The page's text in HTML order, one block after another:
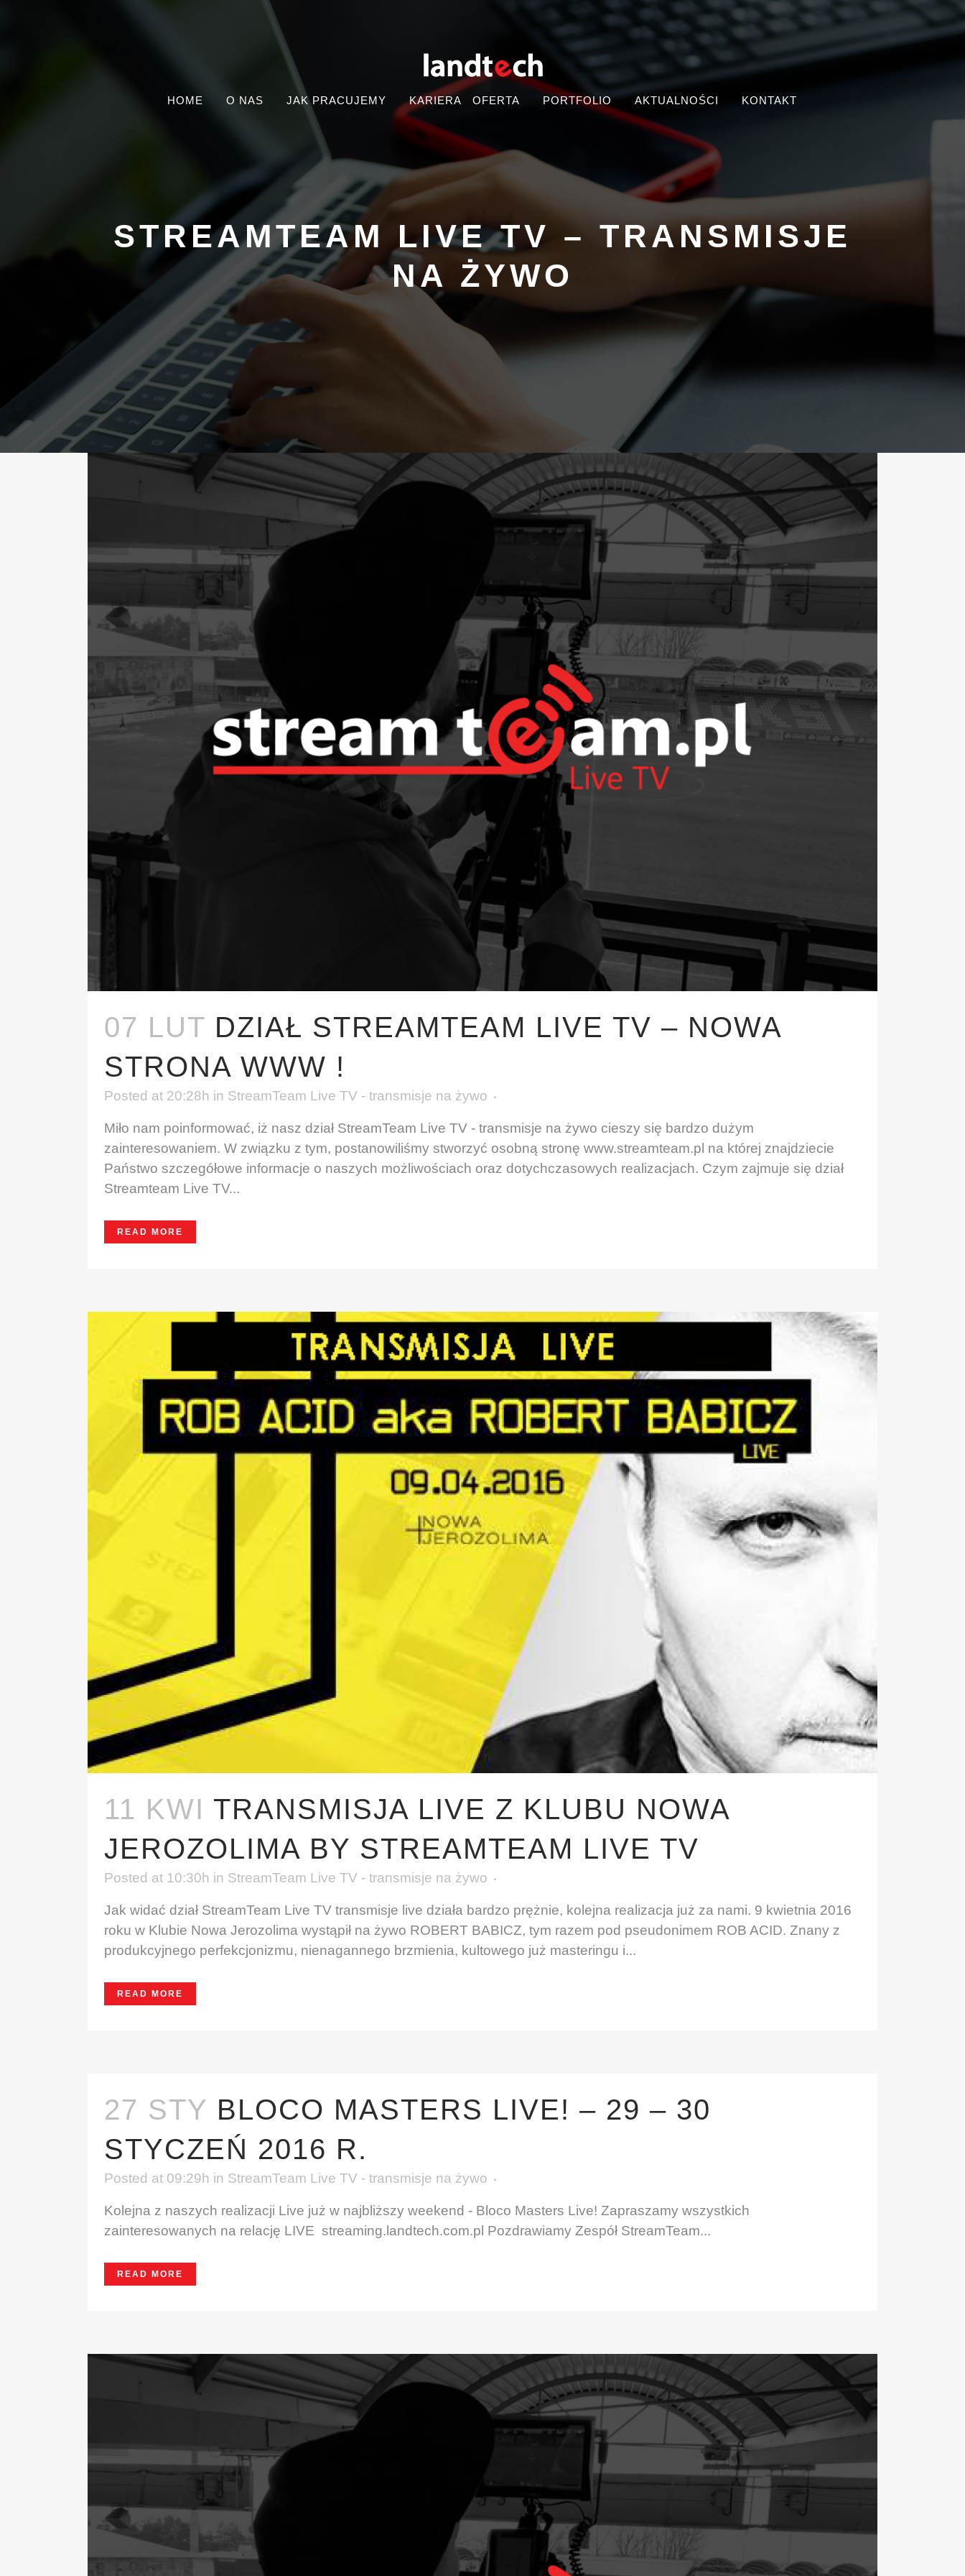
HOME O NAS JAK PRACUJEMY KARIERA OFERTA PORTFOLIO AKTUALNOŚCI KONTAKT
STREAMTEAM LIVE TV – TRANSMISJE
NA ŻYWO
07 LUT DZIAŁ STREAMTEAM LIVE TV – NOWA
STRONA WWW !
Posted at 20:28h in StreamTeam Live TV - transmisje na żywo
Miło nam poinformować, iż nasz dział StreamTeam Live TV - transmisje na żywo cieszy się bardzo dużym
zainteresowaniem. W związku z tym, postanowiliśmy stworzyć osobną stronę www.streamteam.pl na której znajdziecie
Państwo szczegółowe informacje o naszych możliwościach oraz dotychczasowych realizacjach. Czym zajmuje się dział
Streamteam Live TV...
READ MORE
11 KWI TRANSMISJA LIVE Z KLUBU NOWA
JEROZOLIMA BY STREAMTEAM LIVE TV
Posted at 10:30h in StreamTeam Live TV - transmisje na żywo
Jak widać dział StreamTeam Live TV transmisje live działa bardzo prężnie, kolejna realizacja już za nami. 9 kwietnia 2016
roku w Klubie Nowa Jerozolima wystąpił na żywo ROBERT BABICZ, tym razem pod pseudonimem ROB ACID. Znany z
produkcyjnego perfekcjonizmu, nienagannego brzmienia, kultowego już masteringu i...
READ MORE
27 STY BLOCO MASTERS LIVE! – 29 – 30
STYCZEŃ 2016 R.
Posted at 09:29h in StreamTeam Live TV - transmisje na żywo
Kolejna z naszych realizacji Live już w najbliższy weekend - Bloco Masters Live! Zapraszamy wszystkich
zainteresowanych na relację LIVE streaming.landtech.com.pl Pozdrawiamy Zespół StreamTeam...
READ MORE